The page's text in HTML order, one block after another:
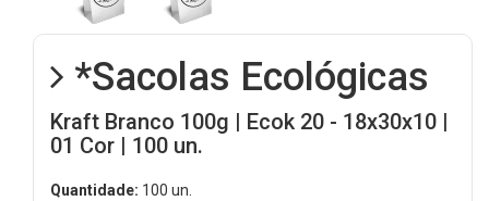
*Sacolas Ecológicas
Kraft Branco 100g | Ecok 20 - 18x30x10 |
01 Cor | 100 un.
Quantidade: 100 un.